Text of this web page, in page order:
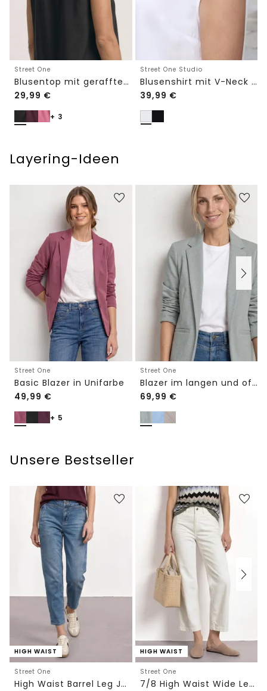
Street One
Blusentop mit gerafftem Rundhals
29,99 €
+ 3
Street One Studio
Blusenshirt mit V-Neck und Spitze
39,99 €
Layering-Ideen
Street One
Basic Blazer in Unifarbe
49,99 €
+ 5
Street One
Blazer im langen und offenen Schnitt
69,99 €
Unsere Bestseller
HIGH WAIST
Street One
High Waist Barrel Leg Jeans im Loose Fit
HIGH WAIST
Street One
7/8 High Waist Wide Leg Jeans im Loose Fit